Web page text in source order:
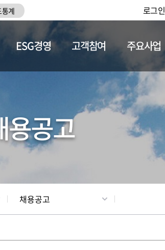
계 로그인
채용정보
ESG경영 고객참여 주요사업
용공고
채용공고